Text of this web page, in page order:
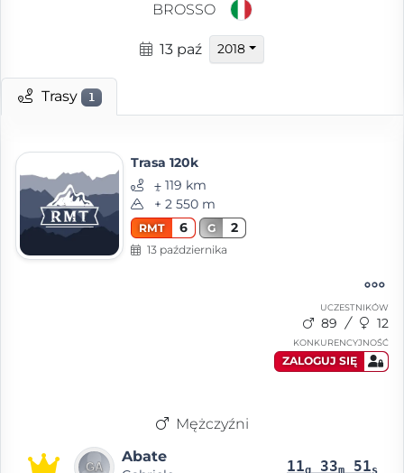
BROSSO
13 paź 2018
Trasy 1
Trasa 120k
⨦ 119 km
+ 2 550 m
RMT 6 G 2
13 października
UCZESTNIKÓW
89 12
KONKURENCYJNOŚĆ
ZALOGUJ SIĘ
Mężczyźni
Abate
11g 33m 51s